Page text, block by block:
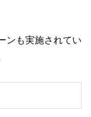
ンも実施されてい